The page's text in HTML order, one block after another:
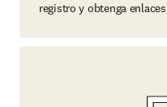
registro y obtenga